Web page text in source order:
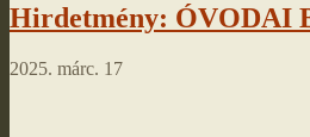
Hirdetmény: ÓVODAI
2025. márc. 17